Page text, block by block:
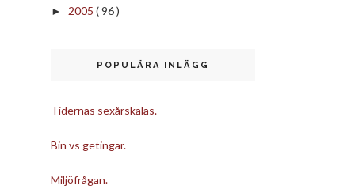
► 2005 ( 96 )
POPULÄRA INLÄGG
Tidernas sexårskalas.
Bin vs getingar.
Miljöfrågan.